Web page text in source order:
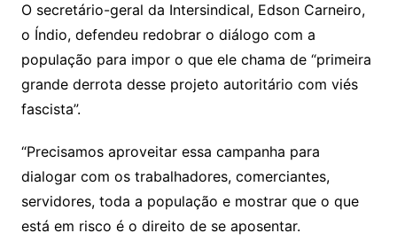
O secretário-geral da Intersindical, Edson Carneiro,
o Índio, defendeu redobrar o diálogo com a
população para impor o que ele chama de “primeira
grande derrota desse projeto autoritário com viés
fascista”.
“Precisamos aproveitar essa campanha para
dialogar com os trabalhadores, comerciantes,
servidores, toda a população e mostrar que o que
está em risco é o direito de se aposentar.